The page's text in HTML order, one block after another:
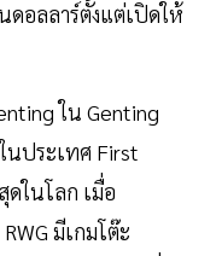
ดอลลาร์ตั้งแต่เปิดให้
ใน Genting
นประเทศ First
ในโลก เมื่อ
มีเกมโต๊ะ